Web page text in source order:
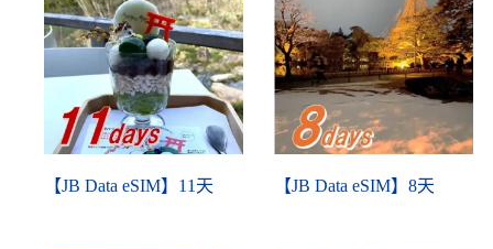
【JB Data eSIM】11天 【JB Data eSIM】8天